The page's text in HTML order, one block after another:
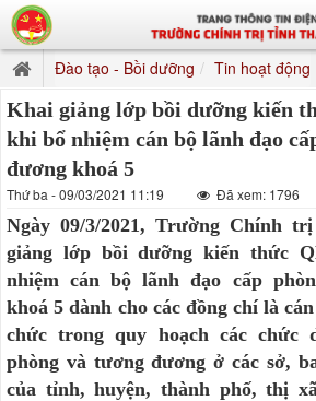
Đào tạo - Bồi dưỡng Tin hoạt động
Khai giảng lớp bồi dưỡng kiến
khi bổ nhiệm cán bộ lãnh đạo
đương khoá 5
Thứ ba - 09/03/2021 11:19 Đã xem: 1796
Ngày 09/3/2021, Trường Chính
giảng lớp bồi dưỡng kiến thức
nhiệm cán bộ lãnh đạo cấp
khoá 5 dành cho các đồng chí là
chức trong quy hoạch các chức
phòng và tương đương ở các sở,
của tỉnh, huyện, thành phố, thị